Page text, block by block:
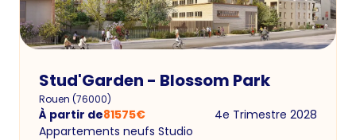
Stud'Garden - Blossom Park
Rouen (76000)
À partir de81575€
4e Trimestre 2028
Appartements neufs Studio